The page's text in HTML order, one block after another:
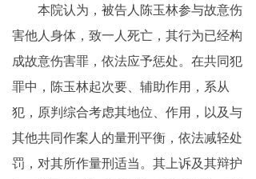
本院认为，被告人陈玉林参与故意伤
害他人身体，致一人死亡，其行为已经构
成故意伤害罪，依法应予惩处。在共同犯
罪中，陈玉林起次要、辅助作用，系从
犯，原判综合考虑其地位、作用，以及与
其他共同作案人的量刑平衡，依法减轻处
罚，对其所作量刑适当。其上诉及其辩护